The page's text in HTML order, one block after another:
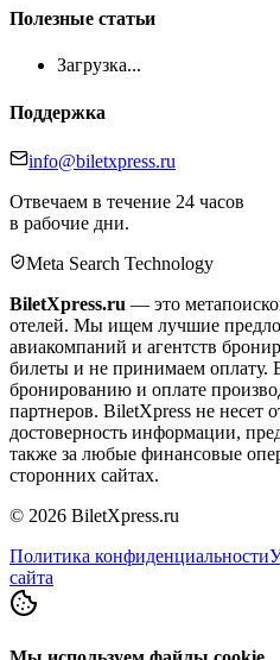
Полезные статьи
Загрузка...
Поддержка
info@biletxpress.ru
Отвечаем в течение 24 часов
в рабочие дни.
Meta Search Technology
BiletXpress.ru — это
отелей. Мы ищем лучшие
авиакомпаний и агентств
билеты и не принимаем оплату.
бронированию и оплате
партнеров. BiletXpress не несет
достоверность информации,
также за любые финансовые
сторонних сайтах.
© 2026 BiletXpress.ru
Политика конфиденциальности
сайта